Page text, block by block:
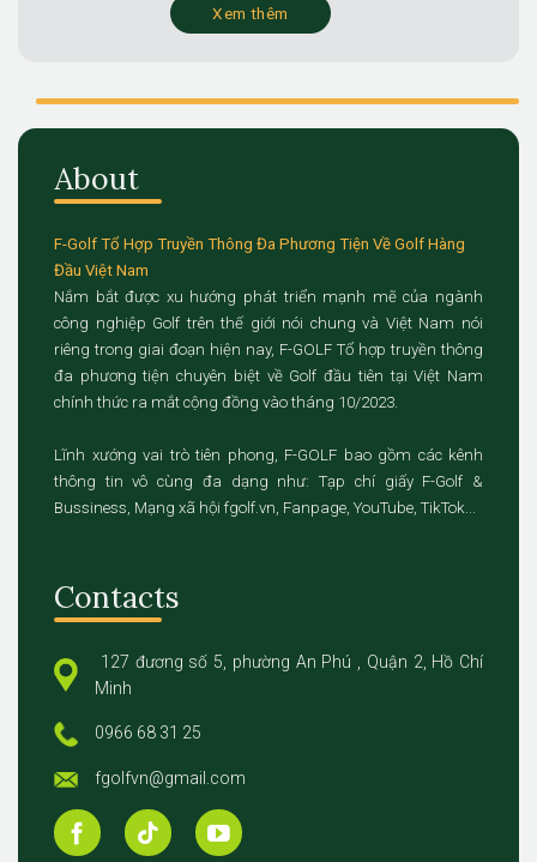
Xem thêm
About
F-Golf Tổ Hợp Truyền Thông Đa Phương Tiện Về Golf Hàng
Đầu Việt Nam
Nắm bắt được xu hướng phát triển mạnh mẽ của ngành
công nghiệp Golf trên thế giới nói chung và Việt Nam nói
riêng trong giai đoạn hiện nay, F-GOLF Tổ hợp truyền thông
đa phương tiện chuyên biệt về Golf đầu tiên tại Việt Nam
chính thức ra mắt cộng đồng vào tháng 10/2023.
Lĩnh xướng vai trò tiên phong, F-GOLF bao gồm các kênh
thông tin vô cùng đa dạng như: Tạp chí giấy F-Golf &
Bussiness, Mạng xã hội fgolf.vn, Fanpage, YouTube, TikTok...
Contacts
127 đương số 5, phường An Phú , Quận 2, Hồ Chí
Minh
0966 68 31 25
fgolfvn@gmail.com